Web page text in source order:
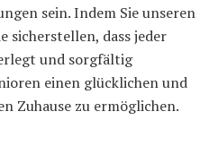
sein. Indem Sie unseren
sicherstellen, dass jeder
und sorgfältig
einen glücklichen und
Zuhause zu ermöglichen.